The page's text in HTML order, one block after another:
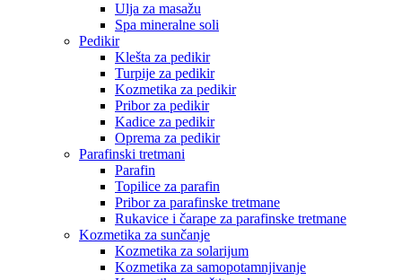
Ulja za masažu
Spa mineralne soli
Pedikir
Klešta za pedikir
Turpije za pedikir
Kozmetika za pedikir
Pribor za pedikir
Kadice za pedikir
Oprema za pedikir
Parafinski tretmani
Parafin
Topilice za parafin
Pribor za parafinske tretmane
Rukavice i čarape za parafinske tretmane
Kozmetika za sunčanje
Kozmetika za solarijum
Kozmetika za samopotamnjivanje